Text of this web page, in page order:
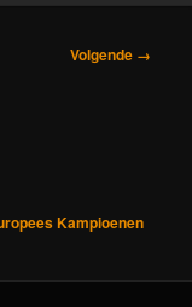
Volgende →
Kampioenen